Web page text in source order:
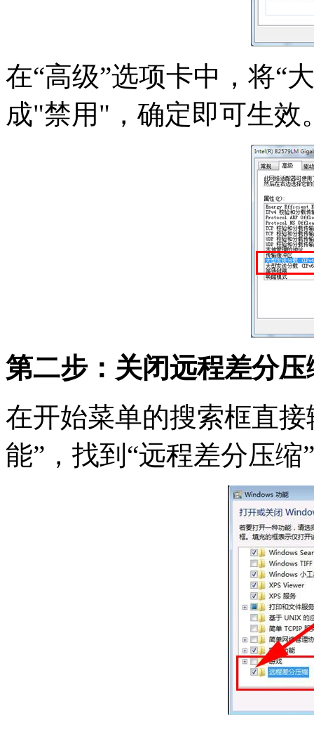
在“高级”选项卡中，将“
成"禁用"，确定即可生效
第二步：关闭远程差分压
在开始菜单的搜索框直
能”，找到“远程差分压